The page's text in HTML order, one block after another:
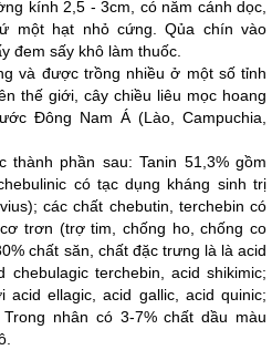
kính 2,5 - 3cm, có năm cánh dọc,
một hạt nhỏ cứng. Qủa chín vào
đem sấy khô làm thuốc.
và được trồng nhiều ở một số tỉnh
thế giới, cây chiều liêu mọc hoang
Đông Nam Á (Lào, Campuchia,
thành phần sau: Tanin 51,3% gồm
có tạc dụng kháng sinh trị
các chất chebutin, terchebin có
trơn (trợ tim, chống ho, chống co
chất săn, chất đặc trưng là là acid
chebulagic terchebin, acid shikimic;
acid ellagic, acid gallic, acid quinic;
nhân có 3-7% chất dầu màu